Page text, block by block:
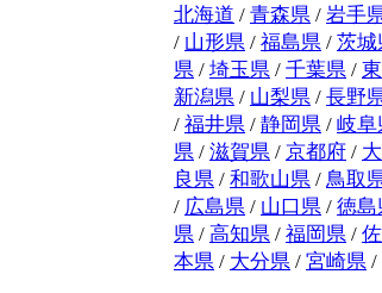
北海道 / 青森県 / 岩手
/ 山形県 / 福島県 / 茨城
県 / 埼玉県 / 千葉県 /
新潟県 / 山梨県 / 長野
/ 福井県 / 静岡県 / 岐阜
県 / 滋賀県 / 京都府 /
良県 / 和歌山県 / 鳥取
/ 広島県 / 山口県 / 徳島
県 / 高知県 / 福岡県 /
本県 / 大分県 / 宮崎県 /